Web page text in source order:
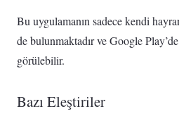
Bu uygulamanın sadece kendi
de bulunmaktadır ve Google
görülebilir.
Bazı Eleştiriler